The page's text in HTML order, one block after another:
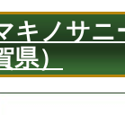
キノサニ
県）